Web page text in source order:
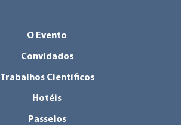
O Evento
Convidados
Trabalhos Científicos
Hotéis
Passeios